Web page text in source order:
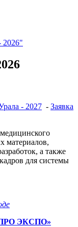
2026"
- 2027 - Заявка
материалов,
а также
для системы
ЭКСПО»